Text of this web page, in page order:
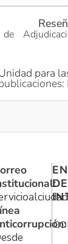
de
para
DE